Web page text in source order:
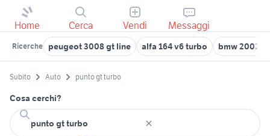
Home Cerca Vendi Messaggi
Ricerche peugeot 3008 gt line alfa 164 v6 turbo bmw 2002
Subito Auto punto gt turbo
Cosa cerchi?